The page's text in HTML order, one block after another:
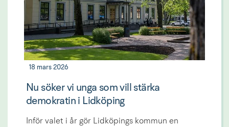
18 mars 2026
Nu söker vi unga som vill stärka
demokratin i Lidköping
Inför valet i år gör Lidköpings kommun en